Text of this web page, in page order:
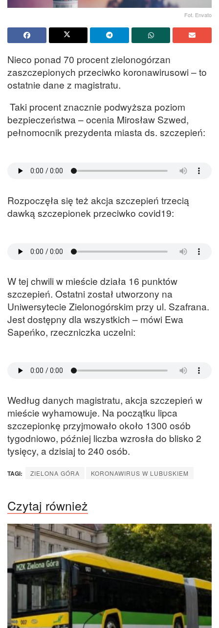
Fot. Envato
Nieco ponad 70 procent zielonogórzan
zaszczepionych przeciwko koronawirusowi – to
ostatnie dane z magistratu.
Taki procent znacznie podwyższa poziom
bezpieczeństwa – ocenia Mirosław Szwed,
pełnomocnik prezydenta miasta ds. szczepień:
Rozpoczęła się też akcja szczepień trzecią
dawką szczepionek przeciwko covid19:
W tej chwili w mieście działa 16 punktów
szczepień. Ostatni został utworzony na
Uniwersytecie Zielonogórskim przy ul. Szafrana.
Jest dostępny dla wszystkich – mówi Ewa
Sapeńko, rzeczniczka uczelni:
Według danych magistratu, akcja szczepień w
mieście wyhamowuje. Na początku lipca
szczepionkę przyjmowało około 1300 osób
tygodniowo, później liczba wzrosła do blisko 2
tysięcy, a dzisiaj to 240 osób.
TAGI: ZIELONA GÓRA KORONAWIRUS W LUBUSKIEM
Czytaj również